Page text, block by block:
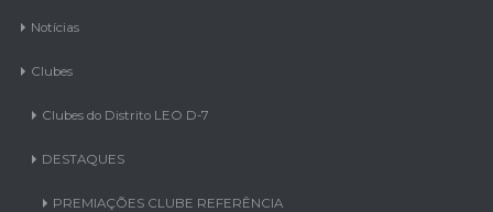
Clubes
Clubes do Distrito LEO D-7
DESTAQUES
PREMIAÇÕES CLUBE REFERÊNCIA
AL 2023/2024